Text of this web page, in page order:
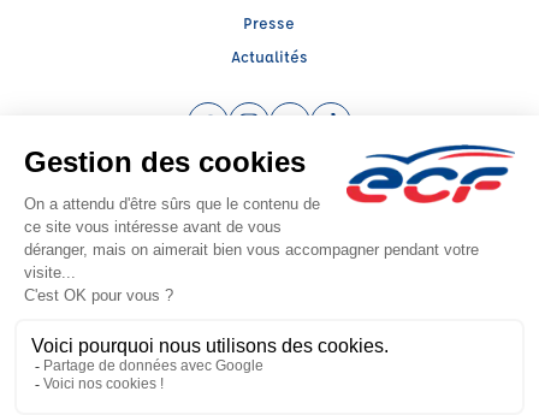
Presse
Actualités
Facebook (nouvelle fenêtre)
Instagram (nouvelle fenêtre)
YouTube (nouvelle fenêtre)
TikTok (nouvelle fenêtre)
Raison sociale : SUD PREVENTION SECURITE GRAND PUBLIC - Capital social:
0€
SIREN: 814514188 - Numéro de TVA intracommunautaire:
Agrément n°E1600600030